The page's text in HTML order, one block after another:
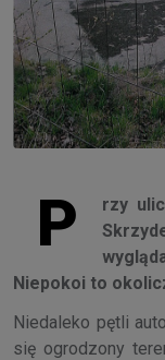
P
rzy
Niepokoi to
Niedaleko pętli
się ogrodzony